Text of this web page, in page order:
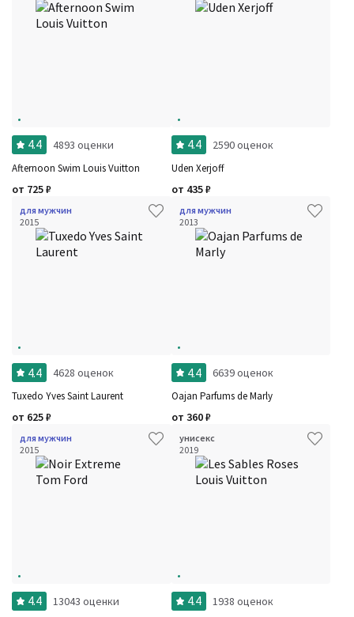
4.4 4893 оценки
Afternoon Swim Louis Vuitton
от 725₽
4.4 2590 оценок
Uden Xerjoff
от 435₽
для мужчин
2015
4.4 4628 оценок
Tuxedo Yves Saint Laurent
от 625₽
для мужчин
2013
4.4 6639 оценок
Oajan Parfums de Marly
от 360₽
для мужчин
2015
4.4 13043 оценки
унисекс
2019
4.4 1938 оценок